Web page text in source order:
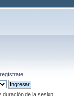
regístrate
duración de la sesión